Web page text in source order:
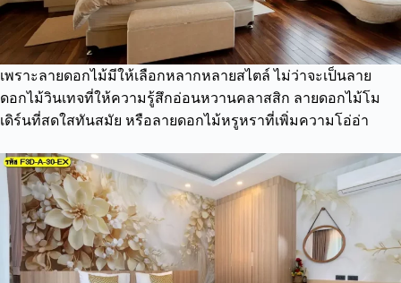
เพราะลายดอกไม้มีให้เลือกหลากหลายสไตล์ ไม่ว่าจะเป็นลาย
ดอกไม้วินเทจที่ให้ความรู้สึกอ่อนหวานคลาสสิก ลายดอกไม้โม
เดิร์นที่สดใสทันสมัย หรือลายดอกไม้หรูหราที่เพิ่มความโอ่อ่า